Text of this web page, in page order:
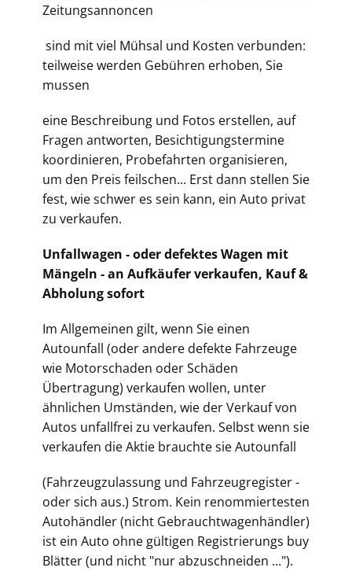
Zeitungsannoncen
sind mit viel Mühsal und Kosten verbunden:
teilweise werden Gebühren erhoben, Sie
mussen
eine Beschreibung und Fotos erstellen, auf
Fragen antworten, Besichtigungstermine
koordinieren, Probefahrten organisieren,
um den Preis feilschen... Erst dann stellen Sie
fest, wie schwer es sein kann, ein Auto privat
zu verkaufen.
Unfallwagen - oder defektes Wagen mit
Mängeln - an Aufkäufer verkaufen, Kauf &
Abholung sofort
Im Allgemeinen gilt, wenn Sie einen
Autounfall (oder andere defekte Fahrzeuge
wie Motorschaden oder Schäden
Übertragung) verkaufen wollen, unter
ähnlichen Umständen, wie der Verkauf von
Autos unfallfrei zu verkaufen. Selbst wenn sie
verkaufen die Aktie brauchte sie Autounfall
(Fahrzeugzulassung und Fahrzeugregister -
oder sich aus.) Strom. Kein renommiertesten
Autohändler (nicht Gebrauchtwagenhändler)
ist ein Auto ohne gültigen Registrierungs buy
Blätter (und nicht "nur abzuschneiden ...").